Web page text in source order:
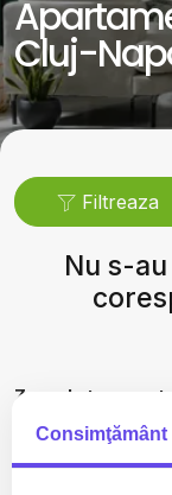
Cluj-
Filtreaza
Nu s-
Zone de top
Apartamente de
Consimţământ